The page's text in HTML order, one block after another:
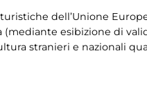
dell’Unione
esibizione di
stranieri e nazionali